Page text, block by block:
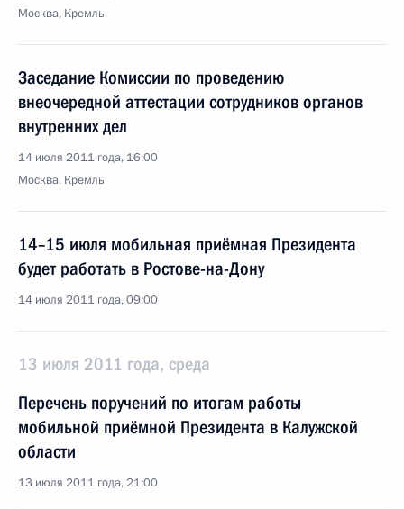
Москва, Кремль
Заседание Комиссии по проведению
внеочередной аттестации сотрудников органов
внутренних дел
14 июля 2011 года, 16:00
Москва, Кремль
14–15 июля мобильная приёмная Президента
будет работать в Ростове-на-Дону
14 июля 2011 года, 09:00
13 июля 2011 года, среда
Перечень поручений по итогам работы
мобильной приёмной Президента в Калужской
области
13 июля 2011 года, 21:00